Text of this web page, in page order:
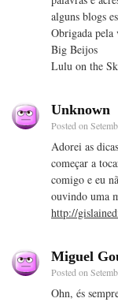
alguns blogs
Obrigada pela
Big Beijos
Lulu on the
Unknown
Posted on
Adorei as
começar a
comigo e eu
ouvindo uma
http://
Miguel
Posted on
Ohn, és